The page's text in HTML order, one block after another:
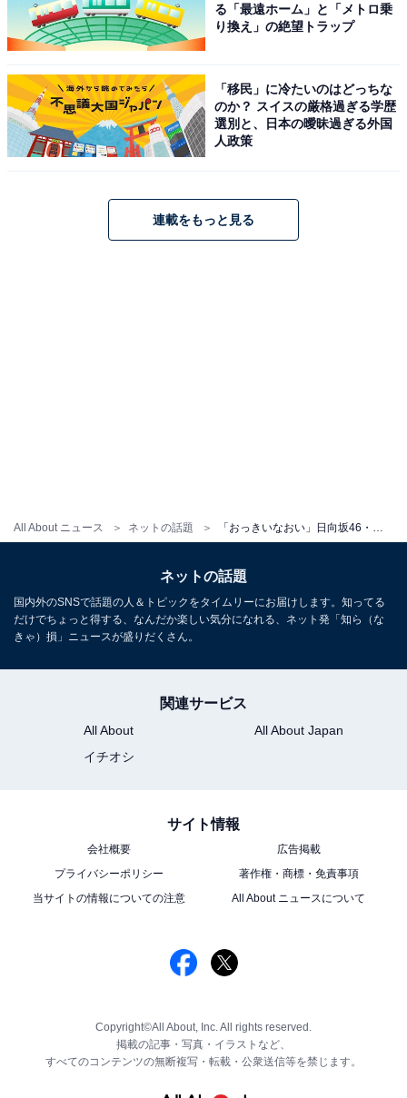
All About ニュース ネットの話題
る「最遠ホーム」と「メトロ乗
り換え」の絶望トラップ
「移民」に冷たいのはどっちな
のか？ スイスの厳格過ぎる学歴
選別と、日本の曖昧過ぎる外国
人政策
連載をもっと見る
ネットの話題
国内外のSNSで話題の人＆トピックをタイムリーにお届けします。知ってる
だけでちょっと得する、なんだか楽しい気分になれる、ネット発「知ら（な
きゃ）損」ニュースが盛りだくさん。
関連サービス
All About
All About Japan
イチオシ
サイト情報
会社概要
広告掲載
プライバシーポリシー
著作権・商標・免責事項
当サイトの情報についての注意
All About ニュースについて
Copyright©All About, Inc. All rights reserved.
掲載の記事・写真・イラストなど、
すべてのコンテンツの無断複写・転載・公衆送信等を禁じます。